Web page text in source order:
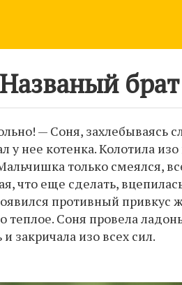
Названый брат
— Соня, захлебываясь
нее котенка. Колотила изо
только смеялся,
что еще сделать,
противный привкус
теплое. Соня провела
закричала изо всех сил.